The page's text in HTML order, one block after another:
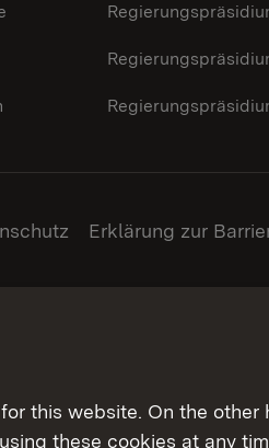
Erklärung zur
this website. On the
these cookies at any